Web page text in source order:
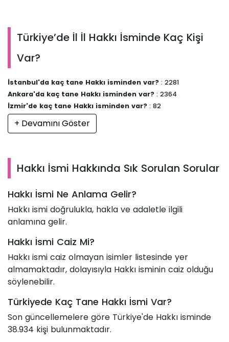
Türkiye’de İl İl Hakkı İsminde Kaç Kişi
Var?
İstanbul'da kaç tane Hakkı isminden var? : 2281
Ankara'da kaç tane Hakkı isminden var? : 2364
İzmir'de kaç tane Hakkı isminden var? : 82
+ Devamını Göster
Hakkı İsmi Hakkında Sık Sorulan Sorular
Hakkı İsmi Ne Anlama Gelir?
Hakkı ismi doğrulukla, hakla ve adaletle ilgili
anlamına gelir.
Hakkı İsmi Caiz Mi?
Hakkı ismi caiz olmayan isimler listesinde yer
almamaktadır, dolayısıyla Hakkı isminin caiz olduğu
söylenebilir.
Türkiyede Kaç Tane Hakkı İsmi Var?
Son güncellemelere göre Türkiye'de Hakkı isminde
38.934 kişi bulunmaktadır.